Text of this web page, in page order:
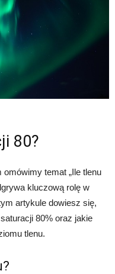
80?
temat „Ile tlenu
kluczową rolę w
artykule dowiesz się,
80% oraz jakie
tlenu.